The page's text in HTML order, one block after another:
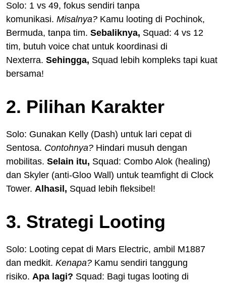
Solo: 1 vs 49, fokus sendiri tanpa
komunikasi. Misalnya? Kamu looting di Pochinok,
Bermuda, tanpa tim. Sebaliknya, Squad: 4 vs 12
tim, butuh voice chat untuk koordinasi di
Nexterra. Sehingga, Squad lebih kompleks tapi kuat
bersama!
2. Pilihan Karakter
Solo: Gunakan Kelly (Dash) untuk lari cepat di
Sentosa. Contohnya? Hindari musuh dengan
mobilitas. Selain itu, Squad: Combo Alok (healing)
dan Skyler (anti-Gloo Wall) untuk teamfight di Clock
Tower. Alhasil, Squad lebih fleksibel!
3. Strategi Looting
Solo: Looting cepat di Mars Electric, ambil M1887
dan medkit. Kenapa? Kamu sendiri tanggung
risiko. Apa lagi? Squad: Bagi tugas looting di